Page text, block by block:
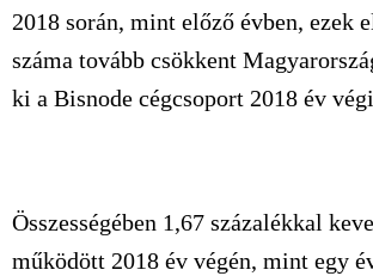
2018 során, mint előző évben, ezek
száma tovább csökkent
ki a Bisnode cégcsoport 2018 év
Összességében 1,67 százalékkal
működött 2018 év végén, mint egy